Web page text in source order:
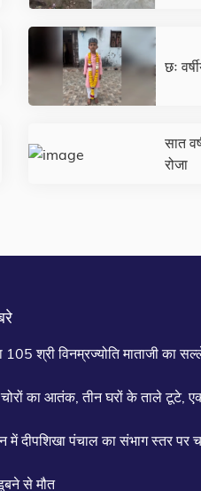
छः
सात
रोजा
105 श्री विनम्रज्योति माताजी का
का आतंक, तीन घरों के ताले टूटे,
में दीपशिखा पंचाल का संभाग स्तर पर
से मौत